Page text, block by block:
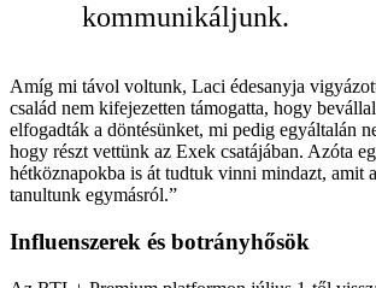
kommunikáljunk.
Amíg mi távol voltunk, Laci édesanyja
család nem kifejezetten támogatta, hogy
elfogadták a döntésünket, mi pedig egyáltalán
hogy részt vettünk az Exek csatájában. Azóta
hétköznapokba is át tudtuk vinni mindazt, amit
tanultunk egymásról.”
Influenszerek és botrányhősök